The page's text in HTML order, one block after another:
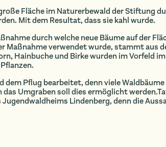
Fläche im Naturerbewald der Stiftung
Mit dem Resultat, dass sie kahl wurde.
durch welche neue Bäume auf der
Maßnahme verwendet wurde, stammt aus
Hainbuche und Birke wurden im Vorfeld
dem Pflug bearbeitet, denn viele
Umgraben soll dies ermöglicht
Lindenberg, denn die